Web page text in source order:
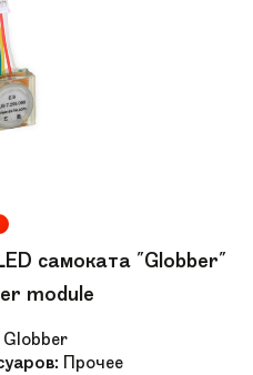
самоката "Globber"
module
Globber
Прочее